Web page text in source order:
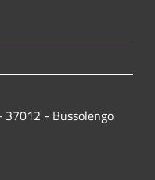
37012 - Bussolengo